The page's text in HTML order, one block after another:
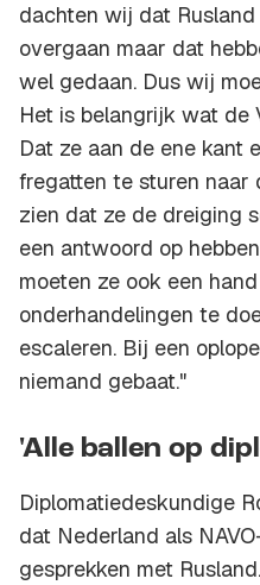
dachten wij dat
overgaan maar dat
wel gedaan. Dus wij
Het is belangrijk wat de
Dat ze aan de ene kant
fregatten te sturen naar
zien dat ze de dreiging
een antwoord op
moeten ze ook een
onderhandelingen te
escaleren. Bij een
niemand gebaat."
'Alle ballen op
Diplomatiedeskundige
dat Nederland als
gesprekken met